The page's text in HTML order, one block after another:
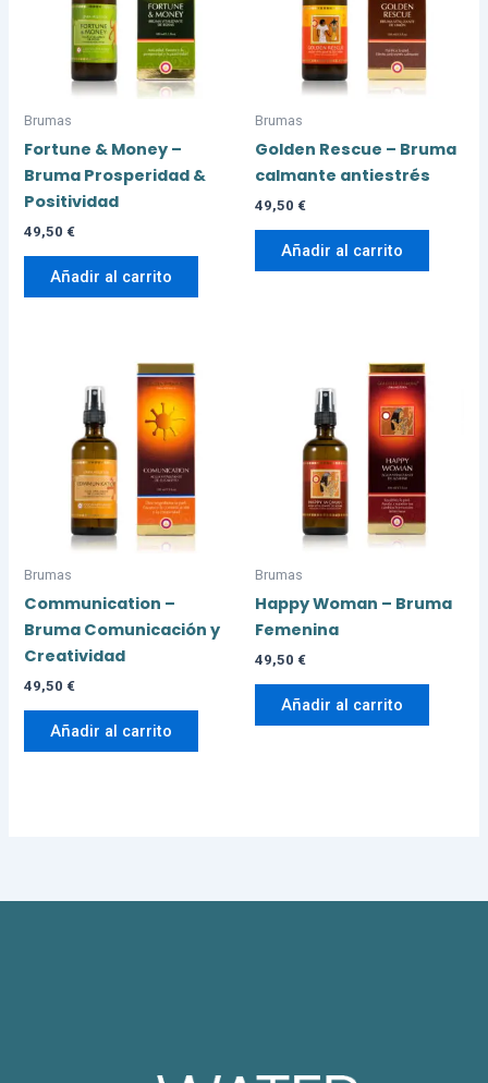
Brumas
Fortune & Money –
Bruma Prosperidad &
Positividad
49,50 €
Añadir al carrito
Brumas
Golden Rescue – Bruma
calmante antiestrés
49,50 €
Añadir al carrito
Brumas
Communication –
Bruma Comunicación y
Creatividad
49,50 €
Añadir al carrito
Brumas
Happy Woman – Bruma
Femenina
49,50 €
Añadir al carrito